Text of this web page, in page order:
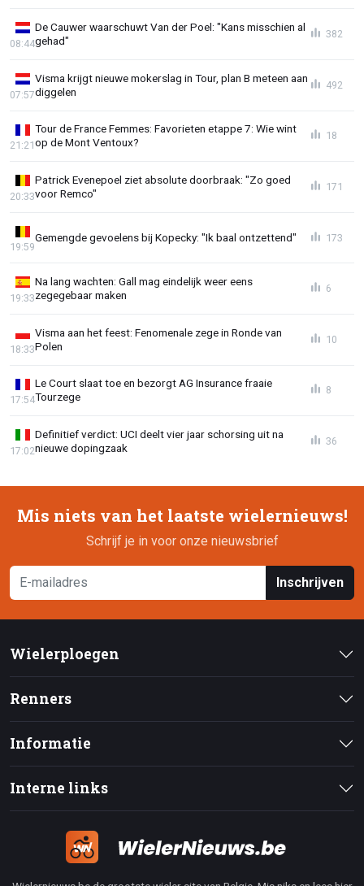
De Cauwer waarschuwt Van der Poel: "Kans misschien al
gehad"
08:44
382
Visma krijgt nieuwe mokerslag in Tour, plan B meteen aan
diggelen
07:57
492
Tour de France Femmes: Favorieten etappe 7: Wie wint
op de Mont Ventoux?
21:21
18
Patrick Evenepoel ziet absolute doorbraak: "Zo goed
voor Remco"
20:33
171
Gemengde gevoelens bij Kopecky: "Ik baal ontzettend"
19:59
173
Na lang wachten: Gall mag eindelijk weer eens
zegegebaar maken
19:33
6
Visma aan het feest: Fenomenale zege in Ronde van
Polen
18:33
10
Le Court slaat toe en bezorgt AG Insurance fraaie
Tourzege
17:54
8
Definitief verdict: UCI deelt vier jaar schorsing uit na
nieuwe dopingzaak
17:02
36
Mis niets van het laatste wielernieuws!
Schrijf je in voor onze nieuwsbrief
Inschrijven
Wielerploegen
Renners
Informatie
Interne links